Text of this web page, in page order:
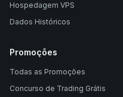
Hospedagem VPS
Dados Históricos
Promoções
Todas as Promoções
Concurso de Trading Grátis